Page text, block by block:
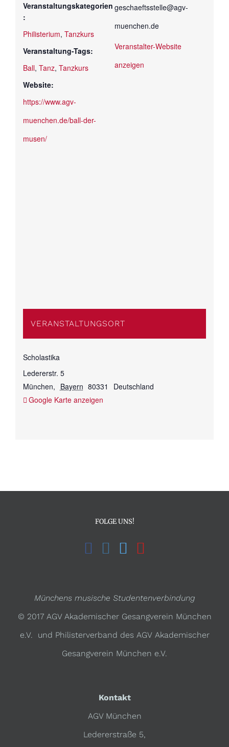
Veranstaltungskategorien
:
Philisterium, Tanzkurs
Veranstaltung-Tags:
Ball, Tanz, Tanzkurs
Website:
https://www.agv-
muenchen.de/ball-der-
musen/
geschaeftsstelle@agv-
muenchen.de
Veranstalter-Website
anzeigen
VERANSTALTUNGSORT
Scholastika
Ledererstr. 5
München, Bayern 80331
Deutschland
Google Karte anzeigen
FOLGE UNS!
Münchens musische Studentenverbindung
© 2017 AGV Akademischer Gesangverein München
e.V. und Philisterverband des AGV Akademischer
Gesangverein München e.V.
Kontakt
AGV München
Ledererstraße 5,